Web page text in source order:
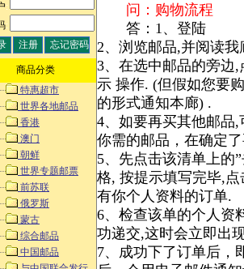
:
:
商品分类
特惠超市
世界各地邮品
香港
澳门
朝鲜
世界专题邮票
前苏联
俄罗斯
蒙古
综合邮品
中国邮品
问：购物流程
答：1、登陆
2、浏览邮品,并阅读
3、在选中邮品的旁边
示 操作. (但假如您要
的形式通知本廊) .
4、如要再买其他邮品
你需的邮品，在确定
5、先点击该清单上的
格, 按提示填写完毕,点
有你个人资料的订单.
6、检查该单的个人资
功递交,这时会立即出
7、成功下了订单后，